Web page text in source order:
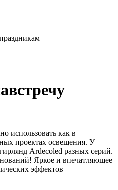
использовать как в
проектах освещения. У
Ardecoled разных серий.
Яркое и впечатляющее
эффектов